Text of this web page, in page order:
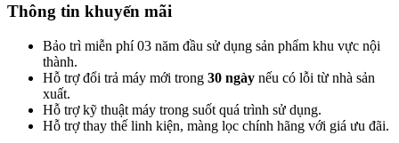
Thông tin khuyến mãi
Bảo trì miễn phí 03 năm đầu sử dụng sản phẩm khu vực nội
thành.
Hỗ trợ đổi trả máy mới trong 30 ngày nếu có lỗi từ nhà sản
xuất.
Hỗ trợ kỹ thuật máy trong suốt quá trình sử dụng.
Hỗ trợ thay thế linh kiện, màng lọc chính hãng với giá ưu đãi.